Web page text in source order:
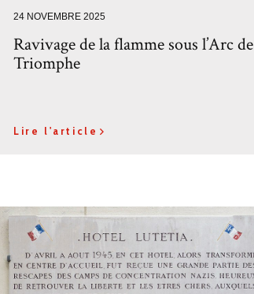
24 NOVEMBRE 2025
Ravivage de la flamme sous l’Arc de
Triomphe
Lire l'article